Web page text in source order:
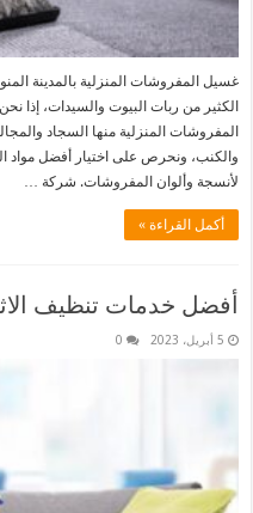
غسيل المفروشات المنزلية بالمدينة
الكثير من ربات البيوت والسيدات،
المفروشات المنزلية منها السجاد
والكنب، ونحرص على اختيار أفضل مواد
لأنسجة وألوان المفروشات. شركة …
أكمل القراءة »
أفضل خدمات تنظيف
5 أبريل، 2023 0